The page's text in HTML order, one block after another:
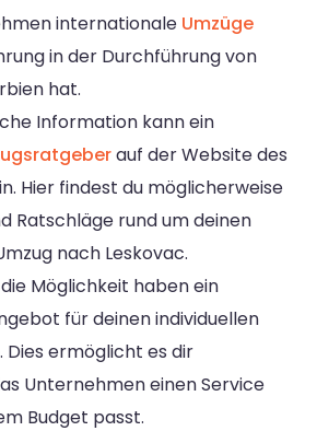
internationale Umzüge
in der Durchführung von
hat.
Information kann ein
auf der Website des
Hier findest du möglicherweise
Ratschläge rund um deinen
nach Leskovac.
Möglichkeit haben ein
für deinen individuellen
Dies ermöglicht es dir
Unternehmen einen Service
Budget passt.